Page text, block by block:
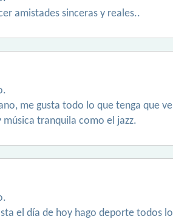
amistades sinceras y reales..
me gusta todo lo que tenga que
tranquila como el jazz.
el día de hoy hago deporte todos